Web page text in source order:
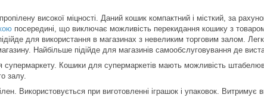
високої міцності. Даний кошик компактний і місткий, за
посередині, що виключає можливість перекидання кошику з
для використання в магазинах з невеликим торговим залом.
Найбільше підійде для магазинів самообслуговування де
Кошики для супермаркетів мають можливість
залу.
Використовується при виготовленні іграшок і упаковок. Витримує